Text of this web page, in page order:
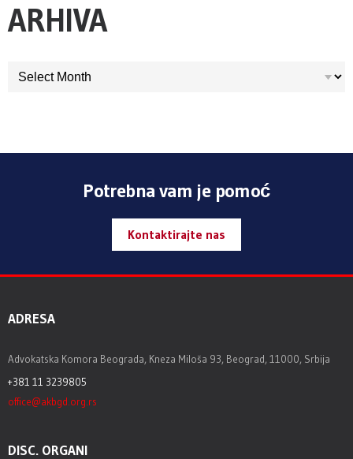
ARHIVA
ARHIVA
Potrebna vam je pomoć
Kontaktirajte nas
ADRESA
Advokatska Komora Beograda, Kneza Miloša 93, Beograd, 11000, Srbija
+381 11 3239805
office@akbgd.org.rs
DISC. ORGANI